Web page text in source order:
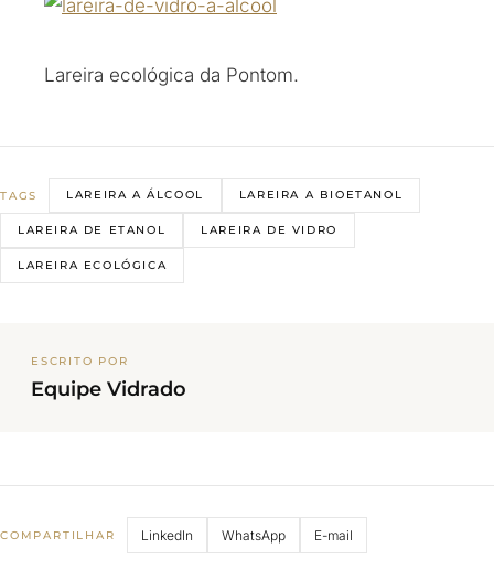
Lareira ecológica da Pontom.
TAGS LAREIRA A ÁLCOOL LAREIRA A BIOETANOL
LAREIRA DE ETANOL LAREIRA DE VIDRO
LAREIRA ECOLÓGICA
ESCRITO POR
Equipe Vidrado
COMPARTILHAR LinkedIn WhatsApp E-mail